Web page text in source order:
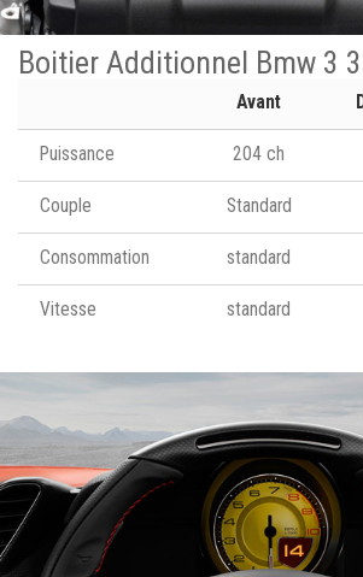
Boitier Additionnel Bmw 3
Avant
Puissance 204 ch
Couple Standard
Consommation standard
Vitesse standard